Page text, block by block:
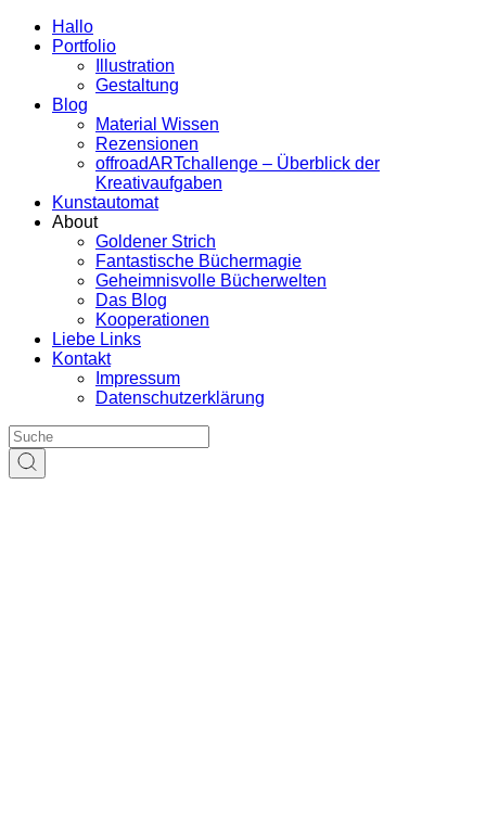
Hallo
Portfolio
Illustration
Gestaltung
Blog
Material Wissen
Rezensionen
offroadARTchallenge – Überblick der
Kreativaufgaben
Kunstautomat
About
Goldener Strich
Fantastische Büchermagie
Geheimnisvolle Bücherwelten
Das Blog
Kooperationen
Liebe Links
Kontakt
Impressum
Datenschutzerklärung